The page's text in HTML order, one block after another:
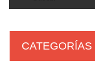
CATEGORÍAS